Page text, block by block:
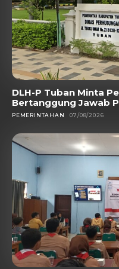
DLH-P Tuban Minta
Bertanggung Jawab
PEMERINTAHAN 07/08/2026